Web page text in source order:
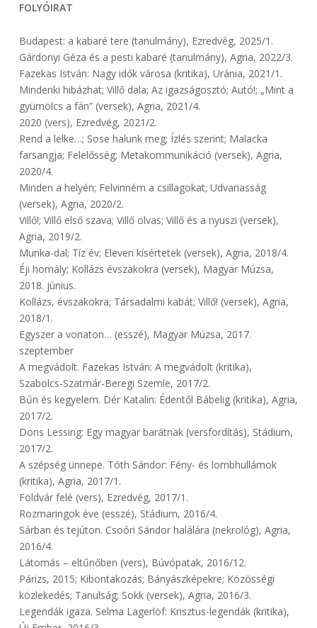
FOLYÓIRAT
Budapest: a kabaré tere (tanulmány), Ezredvég, 2025/1.
Gárdonyi Géza és a pesti kabaré (tanulmány), Agria, 2022/3.
Fazekas István: Nagy idők városa (kritika), Uránia, 2021/1.
Mindenki hibázhat; Villő dala; Az igazságosztó; Autó!; „Mint a
gyümölcs a fán” (versek), Agria, 2021/4.
2020 (vers), Ezredvég, 2021/2.
Rend a lelke…; Sose halunk meg; Ízlés szerint; Malacka
farsangja; Felelősség; Metakommunikáció (versek), Agria,
2020/4.
Minden a helyén; Felvinném a csillagokat; Udvariasság
(versek), Agria, 2020/2.
Villő!; Villő első szava; Villő olvas; Villő és a nyuszi (versek),
Agria, 2019/2.
Munka-dal; Tíz év; Eleven kísértetek (versek), Agria, 2018/4.
Éji homály; Kollázs évszakokra (versek), Magyar Múzsa,
2018. június.
Kollázs, évszakokra; Társadalmi kabát; Villő! (versek), Agria,
2018/1.
Egyszer a vonaton… (esszé), Magyar Múzsa, 2017.
szeptember
A megvádolt. Fazekas István: A megvádolt (kritika),
Szabolcs-Szatmár-Beregi Szemle, 2017/2.
Bűn és kegyelem. Dér Katalin: Édentől Bábelig (kritika), Agria,
2017/2.
Doris Lessing: Egy magyar barátnak (versfordítás), Stádium,
2017/2.
A szépség ünnepe. Tóth Sándor: Fény- és lombhullámok
(kritika), Agria, 2017/1.
Földvár felé (vers), Ezredvég, 2017/1.
Rozmaringok éve (esszé), Stádium, 2016/4.
Sárban és tejúton. Csoóri Sándor halálára (nekrológ), Agria,
2016/4.
Látomás – eltűnőben (vers), Búvópatak, 2016/12.
Párizs, 2015; Kibontakozás; Bányászképekre; Közösségi
közlekedés; Tanulság; Sokk (versek), Agria, 2016/3.
Legendák igaza. Selma Lagerlöf: Krisztus-legendák (kritika),